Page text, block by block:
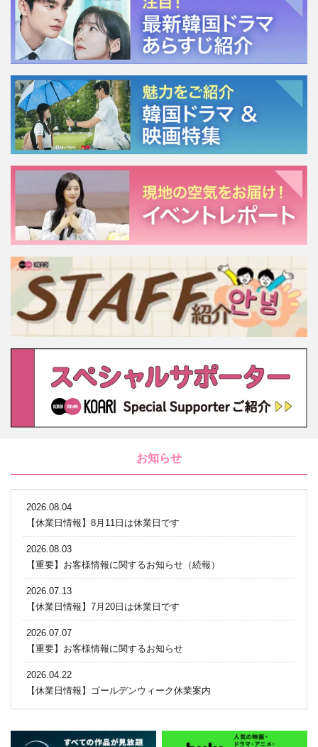
お知らせ
2026.08.04
【休業日情報】8月11日は休業日です
2026.08.03
【重要】お客様情報に関するお知らせ（続報）
2026.07.13
【休業日情報】7月20日は休業日です
2026.07.07
【重要】お客様情報に関するお知らせ
2026.04.22
【休業日情報】ゴールデンウィーク休業案内